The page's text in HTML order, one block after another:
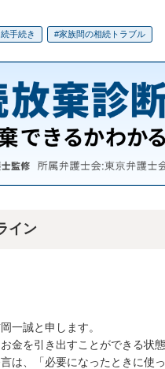
手続き 家族間の相続トラブル
イン
一誠と申します。
金を引き出すことができる状
は、「必要になったときに使